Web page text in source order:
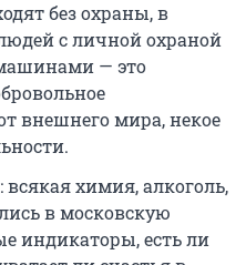
без охраны, в
с личной охраной
— это
внешнего мира, некое
всякая химия, алкоголь,
в московскую
индикаторы, есть ли